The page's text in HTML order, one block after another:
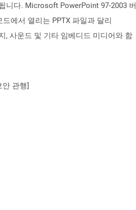
니다. Microsoft PowerPoint 97-2003 버
에서 열리는 PPTX 파일과 달리
, 사운드 및 기타 임베디드 미디어와 함
관행]